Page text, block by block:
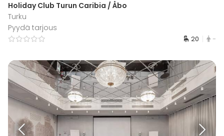
Holiday Club Turun Caribia / Åbo
Turku
Pyydä tarjous
20 -